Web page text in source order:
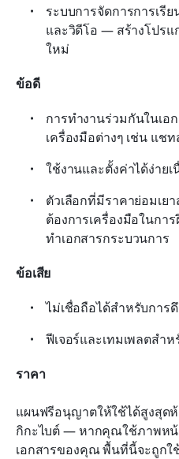
ระบบการจัดการการเรี
และวิดีโอ — สร้างโปร
ใหม่
ข้อดี
การทำงานร่วมกันในเอ
เครื่องมือต่างๆ เช่น แช
ใช้งานและตั้งค่าได้ง่าย
ตัวเลือกที่มีราคาย่อมเย
ต้องการเครื่องมือในกา
ทำเอกสารกระบวนการ
ข้อเสีย
ไม่เชื่อถือได้สำหรับการ
ฟีเจอร์และเทมเพลตสำ
ราคา
แผนฟรีอนุญาตให้ใช้ได้สูงสุด
กิกะไบต์ — หากคุณใช้ภาพห
เอกสารของคุณ พื้นที่นี้จะถูกใ